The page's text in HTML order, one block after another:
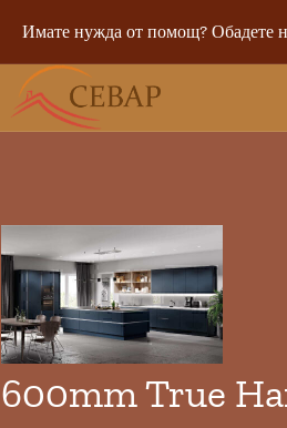
Имате нужда от помощ? Обадете
600mm True